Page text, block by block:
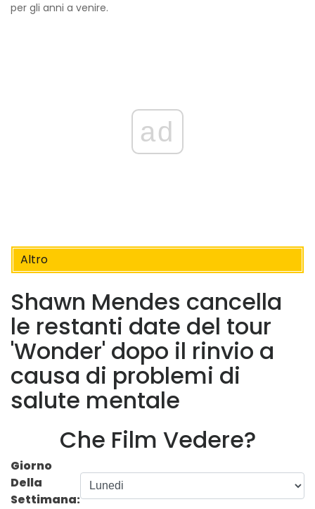
per gli anni a venire.
ad
Altro
Shawn Mendes cancella
le restanti date del tour
'Wonder' dopo il rinvio a
causa di problemi di
salute mentale
Che Film Vedere?
Giorno
Della
Settimana: